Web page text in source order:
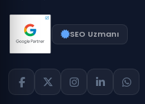
SEO Uzmanı